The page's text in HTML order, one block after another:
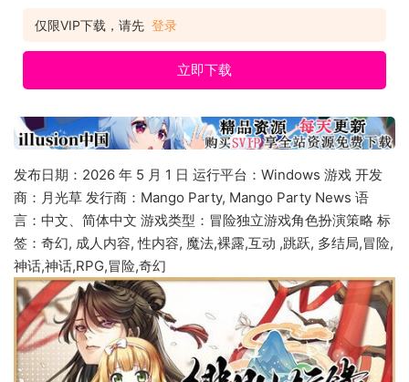
神话,RPG,冒险,奇幻...
仅限VIP下载，请先 登录
立即下载
发布日期：2026 年 5 月 1 日 运行平台：Windows 游戏 开发
商：月光草 发行商：Mango Party, Mango Party News 语
言：中文、简体中文 游戏类型：冒险独立游戏角色扮演策略 标
签：奇幻, 成人内容, 性内容, 魔法,裸露,互动 ,跳跃, 多结局,冒险,
神话,神话,RPG,冒险,奇幻